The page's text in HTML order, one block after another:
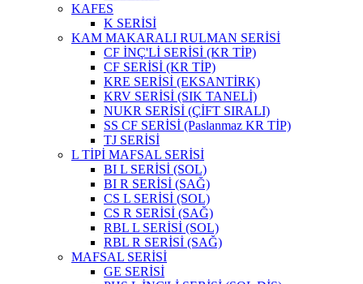
KAFES
K SERİSİ
KAM MAKARALI RULMAN SERİSİ
CF İNÇ'Lİ SERİSİ (KR TİP)
CF SERİSİ (KR TİP)
KRE SERİSİ (EKSANTİRK)
KRV SERİSİ (SIK TANELİ)
NUKR SERİSİ (ÇİFT SIRALI)
SS CF SERİSİ (Paslanmaz KR TİP)
TJ SERİSİ
L TİPİ MAFSAL SERİSİ
BI L SERİSİ (SOL)
BI R SERİSİ (SAĞ)
CS L SERİSİ (SOL)
CS R SERİSİ (SAĞ)
RBL L SERİSİ (SOL)
RBL R SERİSİ (SAĞ)
MAFSAL SERİSİ
GE SERİSİ